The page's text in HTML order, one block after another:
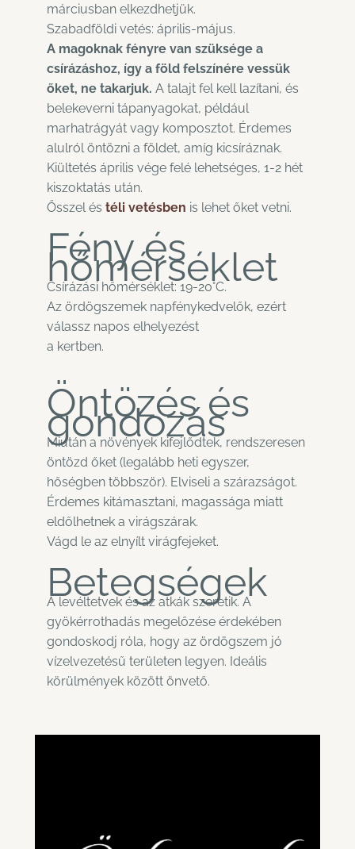
márciusban elkezdhetjük.
Szabadföldi vetés: április-május.
A magoknak fényre van szüksége a
csírázáshoz, így a föld felszínére vessük
őket, ne takarjuk. A talajt fel kell lazítani, és
belekeverni tápanyagokat, például
marhatrágyát vagy komposztot. Érdemes
alulról öntözni a földet, amíg kicsíráznak.
Kiültetés április vége felé lehetséges, 1-2 hét
kiszoktatás után.
Ősszel és téli vetésben is lehet őket vetni.
Fény és
hőmérséklet
Csírázási hőmérséklet: 19-20°C.
Az ördögszemek napfénykedvelők, ezért
válassz napos elhelyezést
a kertben.
Öntözés és
gondozás
Miután a növények kifejlődtek, rendszeresen
öntözd őket (legalább heti egyszer,
hőségben többször). Elviseli a szárazságot.
Érdemes kitámasztani, magassága miatt
eldőlhetnek a virágszárak.
Vágd le az elnyílt virágfejeket.
Betegségek
A levéltetvek és az atkák szeretik. A
gyökérrothadás megelőzése érdekében
gondoskodj róla, hogy az ördögszem jó
vízelvezetésű területen legyen. Ideális
körülmények között önvető.